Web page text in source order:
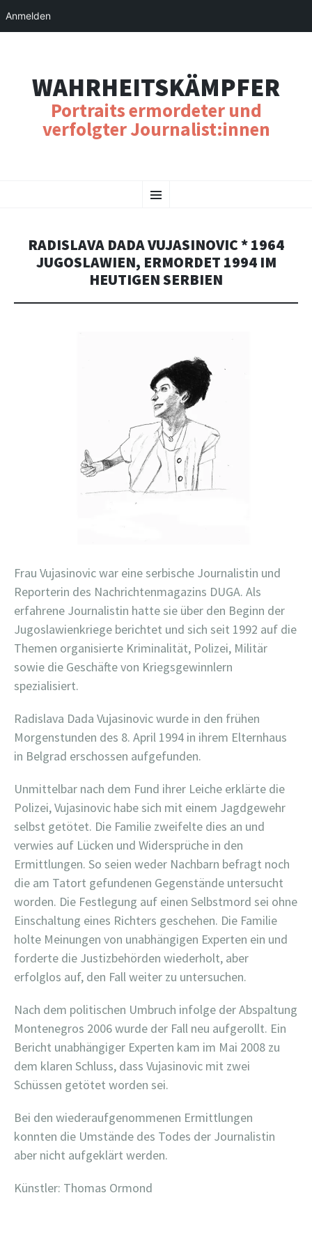
WAHRHEITSKÄMPFER
Portraits ermordeter und
verfolgter Journalist:innen
Menu
TO
RADISLAVA DADA VUJASINOVIC * 1964
JUGOSLAWIEN, ERMORDET 1994 IM
HEUTIGEN SERBIEN
Frau Vujasinovic war eine serbische Journalistin und
Reporterin des Nachrichtenmagazins DUGA. Als
erfahrene Journalistin hatte sie über den Beginn der
Jugoslawienkriege berichtet und sich seit 1992 auf die
Themen organisierte Kriminalität, Polizei, Militär
sowie die Geschäfte von Kriegsgewinnlern
spezialisiert.
Radislava Dada Vujasinovic wurde in den frühen
Morgenstunden des 8. April 1994 in ihrem Elternhaus
in Belgrad erschossen aufgefunden.
Unmittelbar nach dem Fund ihrer Leiche erklärte die
Polizei, Vujasinovic habe sich mit einem Jagdgewehr
selbst getötet. Die Familie zweifelte dies an und
verwies auf Lücken und Widersprüche in den
Ermittlungen. So seien weder Nachbarn befragt noch
die am Tatort gefundenen Gegenstände untersucht
worden. Die Festlegung auf einen Selbstmord sei ohne
Einschaltung eines Richters geschehen. Die Familie
holte Meinungen von unabhängigen Experten ein und
forderte die Justizbehörden wiederholt, aber
erfolglos auf, den Fall weiter zu untersuchen.
Nach dem politischen Umbruch infolge der Abspaltung
Montenegros 2006 wurde der Fall neu aufgerollt. Ein
Bericht unabhängiger Experten kam im Mai 2008 zu
dem klaren Schluss, dass Vujasinovic mit zwei
Schüssen getötet worden sei.
Bei den wiederaufgenommenen Ermittlungen
konnten die Umstände des Todes der Journalistin
aber nicht aufgeklärt werden.
Künstler: Thomas Ormond
Anmelden